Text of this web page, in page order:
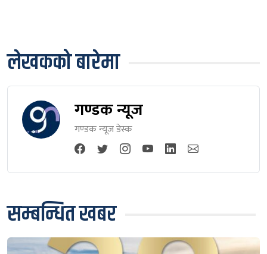
लेखकको बारेमा
गण्डक न्यूज
गण्डक न्यूज डेस्क
सम्बन्धित खबर